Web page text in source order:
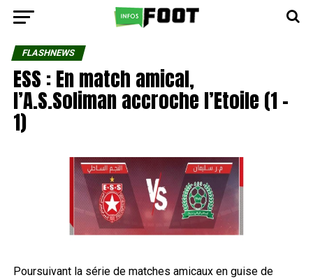
FLASHNEWS
ESS : En match amical,
l’A.S.Soliman accroche l’Etoile (1 –
1)
Poursuivant la série de matches amicaux en guise de